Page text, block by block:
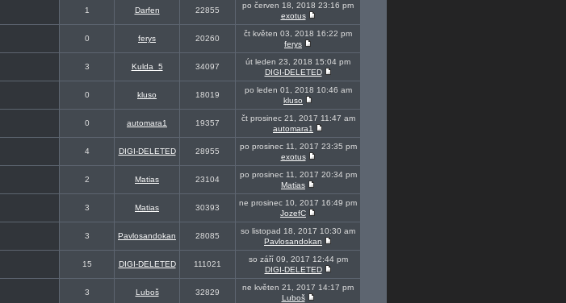
1 Darfen 22855
po červen 18, 2018 23:16 pm
exotus
0 ferys 20260
čt květen 03, 2018 16:22 pm
ferys
3 Kulda_5 34097
út leden 23, 2018 15:04 pm
DIGI-DELETED
0 kluso 18019
po leden 01, 2018 10:46 am
kluso
0 automara1 19357
čt prosinec 21, 2017 11:47 am
automara1
4 DIGI-DELETED 28955
po prosinec 11, 2017 23:35 pm
exotus
2 Matias 23104
po prosinec 11, 2017 20:34 pm
Matias
3 Matias 30393
ne prosinec 10, 2017 16:49 pm
JozefC
3 Pavlosandokan 28085
so listopad 18, 2017 10:30 am
Pavlosandokan
15 DIGI-DELETED 111021
so září 09, 2017 12:44 pm
DIGI-DELETED
3 Luboš 32829
ne květen 21, 2017 14:17 pm
Luboš